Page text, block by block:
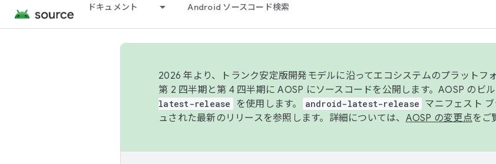
ドキュメント Android ソースコード検索
2026 年より、トランク安定版開発モデルに沿ってエコシステムのプラットフ
第 2 四半期と第 4 四半期に AOSP にソースコードを公開します。AOSP のビル
latest-release
を使用します。 android-latest-release マニフェスト
ュされた最新のリリースを参照します。詳細については、 AOSP の変更点をご